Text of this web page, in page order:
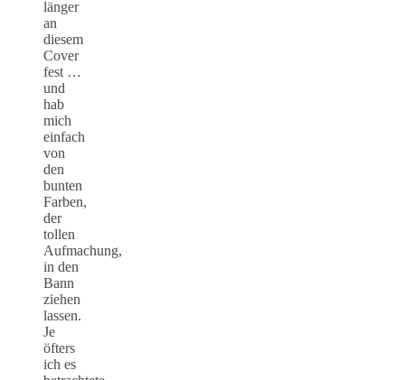
länger
an
diesem
Cover
fest …
und
hab
mich
einfach
von
den
bunten
Farben,
der
tollen
Aufmachung,
in den
Bann
ziehen
lassen.
Je
öfters
ich es